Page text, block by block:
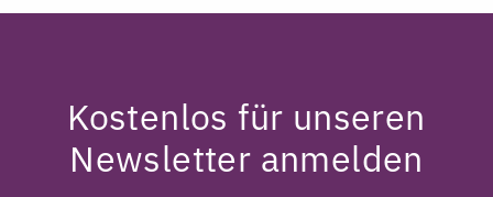
Kostenlos für unseren
Newsletter anmelden